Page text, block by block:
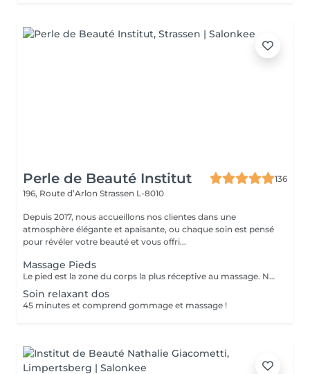
Perle de Beauté Institut
136
196, Route d’Arlon Strassen L-8010
Depuis 2017, nous accueillons nos clientes dans une
atmosphère élégante et apaisante, ou chaque soin est pensé
pour révéler votre beauté et vous offri...
Massage Pieds
Le pied est la zone du corps la plus réceptive au massage. Nous n'y pensons pas assez mais les pieds sont une partie très importante du corps et nécessitent un soin tout particulier! Supportant toute la charge pondérale ainsi que les agressions extérieures telles que le temps, les chaussures trop serrées, à talons ou simplement le fait de marcher toute la journée, nos pieds sont donc fortement sollicités! Les massages des pieds sont donc conseillés et très favorables à notre bien-être général!
Soin relaxant dos
45 minutes et comprend gommage et massage !